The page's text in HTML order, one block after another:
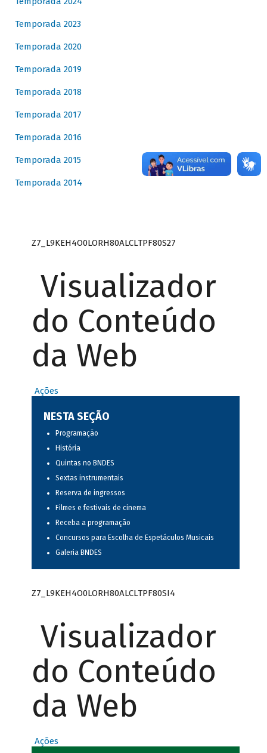
Temporada 2023
Temporada 2020
Temporada 2019
Temporada 2018
Temporada 2017
Temporada 2016
Temporada 2015
Temporada 2014
Z7_L9KEH4O0LORH80ALCLTPF80S27
Visualizador
do Conteúdo
da Web
Ações
NESTA SEÇÃO
Programação
História
Quintas no BNDES
Sextas instrumentais
Reserva de ingressos
Filmes e festivais de cinema
Receba a programação
Concursos para Escolha de Espetáculos Musicais
Galeria BNDES
Z7_L9KEH4O0LORH80ALCLTPF80SI4
Visualizador
do Conteúdo
da Web
Ações